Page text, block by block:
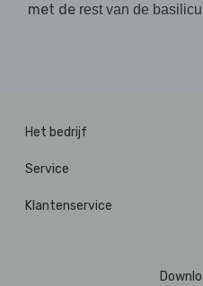
met de rest van de
Het bedrijf
Service
Klantenservice